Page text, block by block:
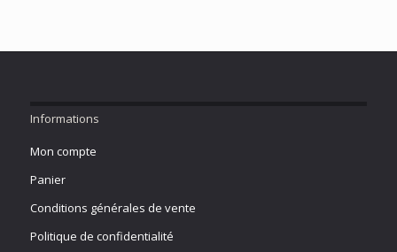
Informations
Mon compte
Panier
Conditions générales de vente
Politique de confidentialité